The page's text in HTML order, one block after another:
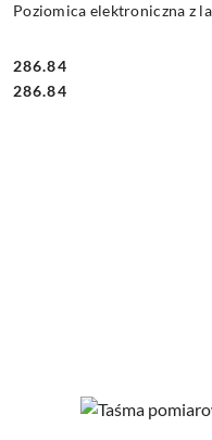
Poziomica elektroniczna z
Cena:
286.84
Cena:
286.84